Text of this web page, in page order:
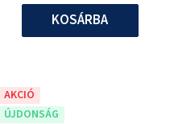
KOSÁRBA
AKCIÓ
ÚJDONSÁG